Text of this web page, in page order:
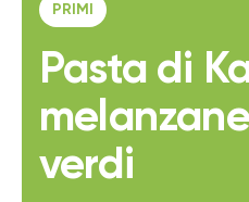
PRIMI
Pasta di
verdi